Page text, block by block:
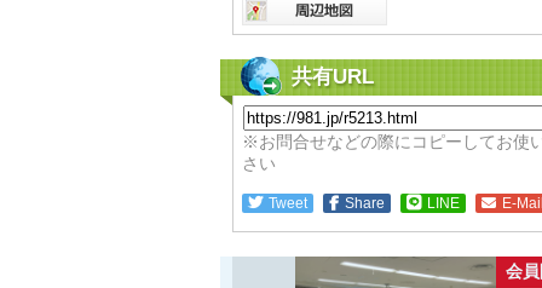
共有URL
※お問合せなどの際にコピーしてお使
さい
Tweet Share LINE E-
会